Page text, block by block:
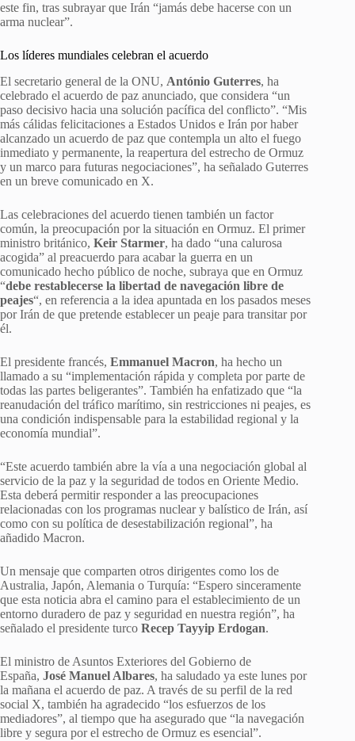
este fin, tras subrayar que Irán “jamás debe hacerse con un
arma nuclear”.
Los líderes mundiales celebran el acuerdo
El secretario general de la ONU, António Guterres, ha
celebrado el acuerdo de paz anunciado, que considera “un
paso decisivo hacia una solución pacífica del conflicto”. “Mis
más cálidas felicitaciones a Estados Unidos e Irán por haber
alcanzado un acuerdo de paz que contempla un alto el fuego
inmediato y permanente, la reapertura del estrecho de Ormuz
y un marco para futuras negociaciones”, ha señalado Guterres
en un breve comunicado en X.
Las celebraciones del acuerdo tienen también un factor
común, la preocupación por la situación en Ormuz. El primer
ministro británico, Keir Starmer, ha dado “una calurosa
acogida” al preacuerdo para acabar la guerra en un
comunicado hecho público de noche, subraya que en Ormuz
“debe restablecerse la libertad de navegación libre de
peajes“, en referencia a la idea apuntada en los pasados meses
por Irán de que pretende establecer un peaje para transitar por
él.
El presidente francés, Emmanuel Macron, ha hecho un
llamado a su “implementación rápida y completa por parte de
todas las partes beligerantes”. También ha enfatizado que “la
reanudación del tráfico marítimo, sin restricciones ni peajes, es
una condición indispensable para la estabilidad regional y la
economía mundial”.
“Este acuerdo también abre la vía a una negociación global al
servicio de la paz y la seguridad de todos en Oriente Medio.
Esta deberá permitir responder a las preocupaciones
relacionadas con los programas nuclear y balístico de Irán, así
como con su política de desestabilización regional”, ha
añadido Macron.
Un mensaje que comparten otros dirigentes como los de
Australia, Japón, Alemania o Turquía: “Espero sinceramente
que esta noticia abra el camino para el establecimiento de un
entorno duradero de paz y seguridad en nuestra región”, ha
señalado el presidente turco Recep Tayyip Erdogan.
El ministro de Asuntos Exteriores del Gobierno de
España, José Manuel Albares, ha saludado ya este lunes por
la mañana el acuerdo de paz. A través de su perfil de la red
social X, también ha agradecido “los esfuerzos de los
mediadores”, al tiempo que ha asegurado que “la navegación
libre y segura por el estrecho de Ormuz es esencial”.